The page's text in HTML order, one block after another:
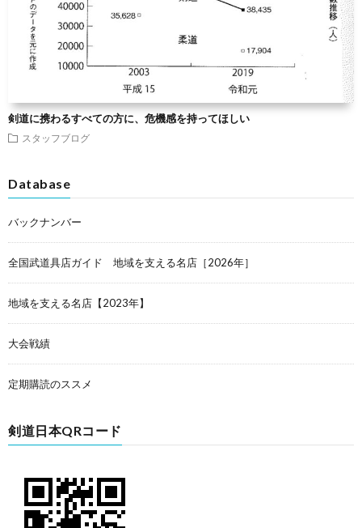
剣道に携わるすべての方に、危機感を持ってほしい
スタッフブログ
Database
バックナンバー
全国武道具店ガイド 地域を支える名店［2026年］
地域を支える名店【2023年】
大会戦績
定期購読のススメ
剣道日本QRコード